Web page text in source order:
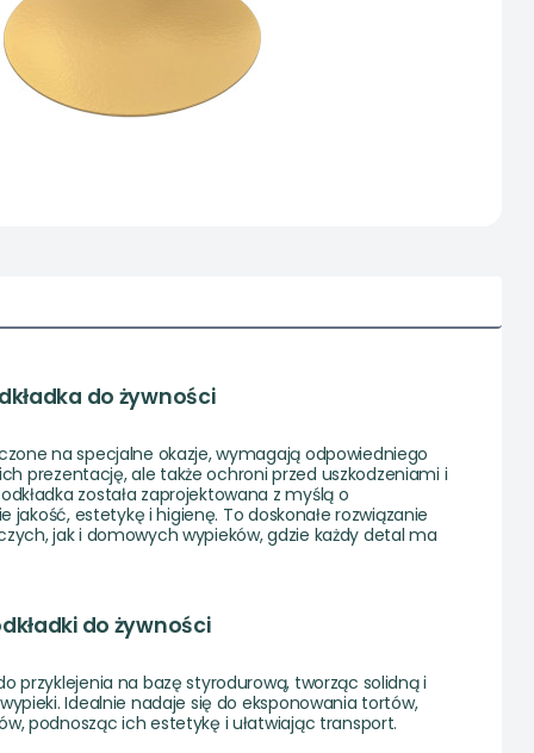
do żywności
na specjalne okazje, wymagają odpowiedniego
prezentację, ale także ochroni przed uszkodzeniami i
została zaprojektowana z myślą o
jakość, estetykę i higienę. To doskonałe rozwiązanie
jak i domowych wypieków, gdzie każdy detal ma
do żywności
przyklejenia na bazę styrodurową, tworząc solidną i
Idealnie nadaje się do eksponowania tortów,
podnosząc ich estetykę i ułatwiając transport.